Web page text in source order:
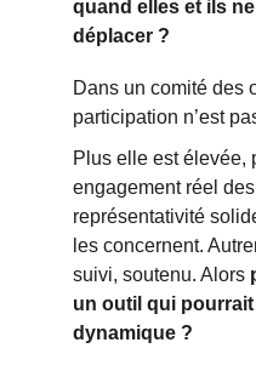
quand elles et ils
déplacer ?
Dans un comité des
participation n’est
Plus elle est élevée,
engagement réel des
représentativité
les concernent.
suivi, soutenu. Alors
un outil qui
dynamique ?